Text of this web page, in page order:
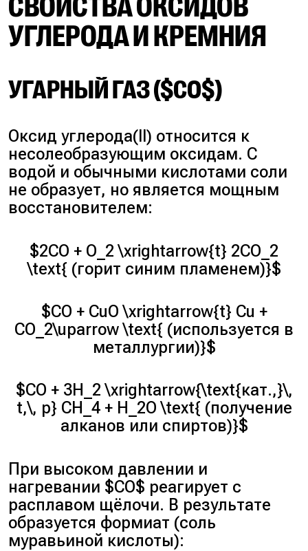
УГЛЕРОДА И КРЕМНИЯ
УГАРНЫЙ ГАЗ ($CO$)
Оксид углерода(II) относится к
несолеобразующим оксидам. С
водой и обычными кислотами соли
не образует, но является мощным
восстановителем:
$2CO + O_2 \xrightarrow{t} 2CO_2
\text{ (горит синим пламенем)}$
$CO + CuO \xrightarrow{t} Cu +
CO_2\uparrow \text{ (используется в
металлургии)}$
$CO + 3H_2 \xrightarrow{\text{кат.,}\,
t,\, p} CH_4 + H_2O \text{ (получение
алканов или спиртов)}$
При высоком давлении и
нагревании $CO$ реагирует с
расплавом щёлочи. В результате
образуется формиат (соль
муравьиной кислоты):